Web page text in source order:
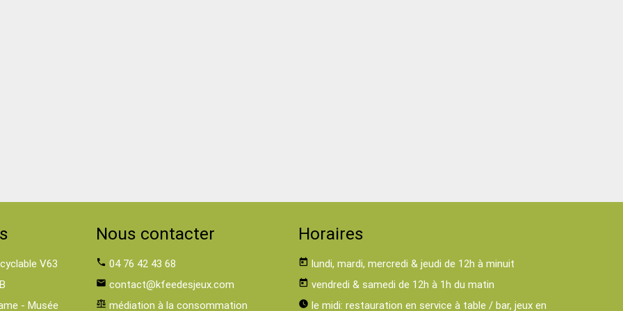
V63
- Musée
Nous contacter
phone 04 76 42 43 68
email contact@kfeedesjeux.com
balance médiation à la consommation
Horaires
today lundi, mardi, mercredi & jeudi de 12h à minuit
today vendredi & samedi de 12h à 1h du matin
watch_later le midi: restauration en service à table / bar, jeux en